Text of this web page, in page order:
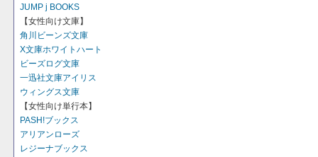
JUMP j BOOKS
【女性向け文庫】
角川ビーンズ文庫
X文庫ホワイトハート
ビーズログ文庫
一迅社文庫アイリス
ウィングス文庫
【女性向け単行本】
PASH!ブックス
アリアンローズ
レジーナブックス